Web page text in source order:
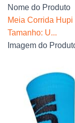
Nome do Produto
Meia Corrida
Tamanho: U...
Imagem do